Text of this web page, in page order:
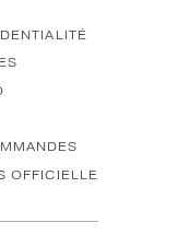
OFFICIELLE